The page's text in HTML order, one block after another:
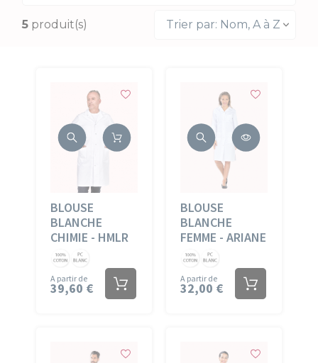
Filtres actifs
Longueur Couleur
5 produit(s) Trier par: Nom, A à Z
BLOUSE
BLANCHE
CHIMIE - HMLR
A partir de
39,60 €
Coton
Blanc
PC
Blanc
BLOUSE
BLANCHE
FEMME - ARIANE
A partir de
32,00 €
Coton
Blanc
PC
Blanc